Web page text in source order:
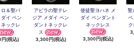
ロ＆聖パ
ダイ ペン
ネックレ
(税込)
アビラの聖テレ
ジア メダイ ペン
ダントネックレ
ス
3,300円(税込)
使徒聖ヨハネ メ
ダイ ペンダント
ネックレス
3,300円(税込)
聖
ペ
ク